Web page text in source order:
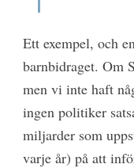
Ett exempel, och
barnbidraget. Om
men vi inte haft
ingen politiker
miljarder som
varje år) på att